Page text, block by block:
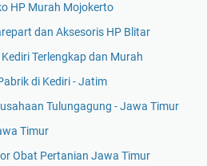
HP Murah Mojokerto
dan Aksesoris HP Blitar
Terlengkap dan Murah
di Kediri - Jatim
Tulungagung - Jawa Timur
Timur
Obat Pertanian Jawa Timur